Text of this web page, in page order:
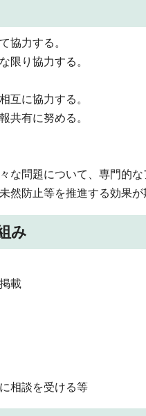
協力する。
限り協力する。
互に協力する。
共有に努める。
問題について、専門的
然防止等を推進する効果が
み
載
相談を受ける等